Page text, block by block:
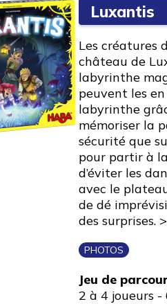
Luxantis
Les créatures
château de
labyrinthe
peuvent les
labyrinthe
mémoriser la
sécurité que
pour partir à
d’éviter les
avec le
de dé
des surprises.
PHOTOS
Jeu de
2 à 4 joueurs -